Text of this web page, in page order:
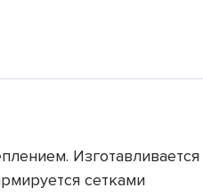
Изготавливается
сетками